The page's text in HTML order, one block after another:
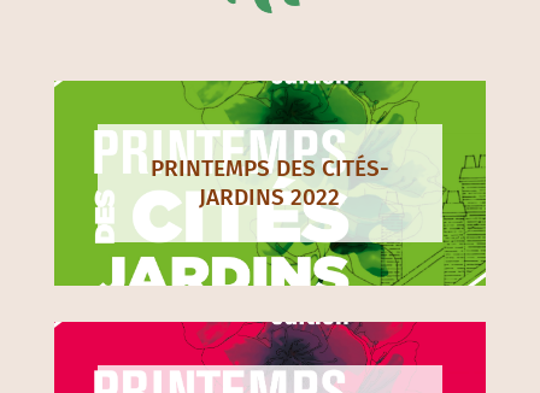
PRINTEMPS DES CITÉS-
JARDINS 2022